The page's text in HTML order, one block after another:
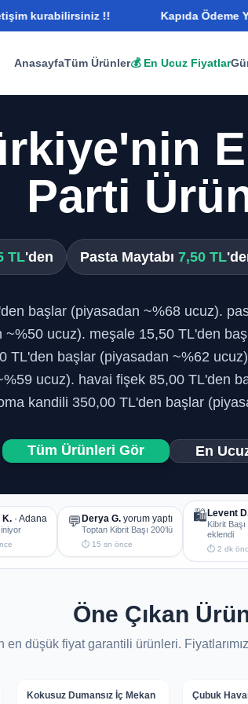
!! Kapıda Ödeme
AnasayfaTüm Ürünler💰 En Ucuz Fiyatlar
Parti
TL'den Pasta Maytabı 7,50 TL
başlar (piyasadan ~%68 ucuz).
~%50 ucuz). meşale 15,50 TL'den
TL'den başlar (piyasadan ~%62
ucuz). havai fişek 85,00 TL'den
kandili 350,00 TL'den başlar
Tüm Ürünleri Gör En
K. · Adana 💬Derya G. yorum yaptı
Toptan Kibrit Başı 200’lü
⏱ 15 sn önce
🛍️ Levent
Kibrit
eklendi
⏱ 2 dk
Öne Çıkan
en düşük fiyat garantili ürünleri.
🚚 Aynı Gün Kargo
Kokusuz Dumansız İç Mekan
🚚 Aynı Gün
Çubuk